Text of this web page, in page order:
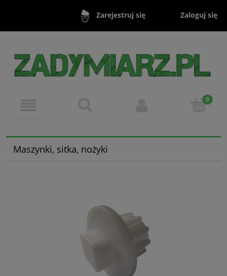
Zarejestruj się Zaloguj się
Maszynki, sitka, nożyki